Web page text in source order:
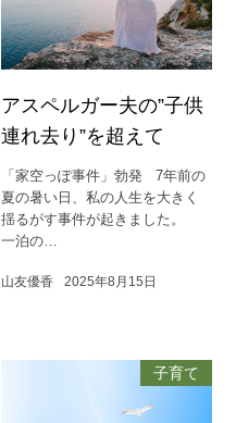
アスペルガー夫の”子供
連れ去り”を超えて
「家空っぽ事件」勃発 7年前の
夏の暑い日、私の人生を大きく
揺るがす事件が起きました。
一泊の…
山友優香 2025年8月15日
子育て